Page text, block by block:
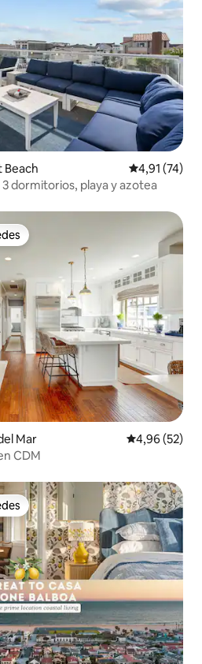
Calificación
4,91 (74)
dormitorios, playa y azotea
más destacados
Mar Calificación
4,96 (52)
CDM
más destacados